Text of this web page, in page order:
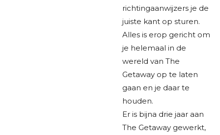
richtingaanwijzers je de
juiste kant op sturen.
Alles is erop gericht om
je helemaal in de
wereld van The
Getaway op te laten
gaan en je daar te
houden.
Er is bijna drie jaar aan
The Getaway gewerkt,